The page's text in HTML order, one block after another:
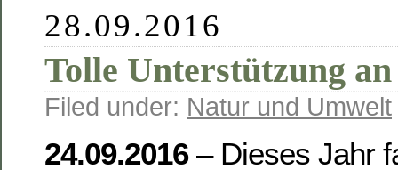
28.09.2016
Tolle Unterstützung
Filed under: Natur und Umwelt
24.09.2016– Dieses Jahr